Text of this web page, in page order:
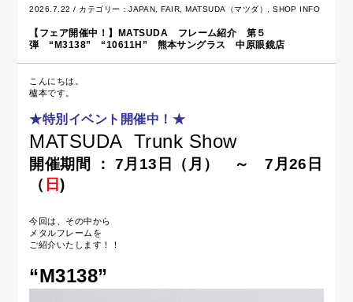
2026.7.22 / カテゴリー：JAPAN ,FAIR ,MATSUDA（マツダ） ,SHOP INFO
【フェア開催中！】MATSUDA フレーム紹介 第５
弾 “M3138” “10611H” 熊本サングラス 中原眼鏡店
こんにちは。
櫨本です。
★特別イベント開催中！★
MATSUDA Trunk Show
開催期間 ： 7月13日（月） ～ 7月26日
（ 日)
今回は、その中から
メタルフレームを
ご紹介いたします！！
“M3138”